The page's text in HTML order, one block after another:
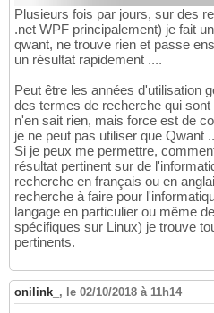
Plusieurs fois par jours, sur des
.net WPF principalement) je fait
qwant, ne trouve rien et passe
un résultat rapidement ....
Peut être les années d'utilisation
des termes de recherche qui
n'en sait rien, mais force est de
je ne peut pas utiliser que Qwant
Si je peux me permettre,
résultat pertinent sur de
recherche en français ou en
recherche à faire pour
langage en particulier ou même
spécifiques sur Linux) je trouve
pertinents.
onilink_ , le 02/10/2018 à 11h14